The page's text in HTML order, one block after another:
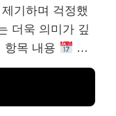
기하며 걱정했
더욱 의미가 깊
항목 내용 …